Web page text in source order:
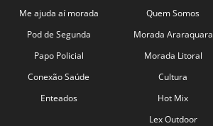
Me ajuda aí morada
Pod de Segunda
Papo Policial
Conexão Saúde
Enteados
Quem Somos
Morada Araraquara
Morada Litoral
Cultura
Hot Mix
Lex Outdoor